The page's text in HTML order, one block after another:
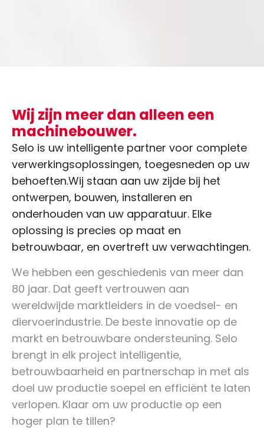
Wij zijn meer dan alleen een
machinebouwer.
Selo is uw intelligente partner voor complete
verwerkingsoplossingen, toegesneden op uw
behoeften.Wij staan aan uw zijde bij het
ontwerpen, bouwen, installeren en
onderhouden van uw apparatuur. Elke
oplossing is precies op maat en
betrouwbaar, en overtreft uw verwachtingen.
We hebben een geschiedenis van meer dan
80 jaar. Dat geeft vertrouwen aan
wereldwijde marktleiders in de voedsel- en
diervoerindustrie. De beste innovatie op de
markt en betrouwbare ondersteuning. Selo
brengt in elk project intelligentie,
betrouwbaarheid en partnerschap in met als
doel uw productie soepel en efficiënt te laten
verlopen. Klaar om uw productie op een
hoger plan te tillen?